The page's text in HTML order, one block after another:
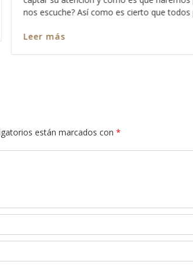
en cada pasaja y más claro nos queda cada
Leer más
están marcados con *